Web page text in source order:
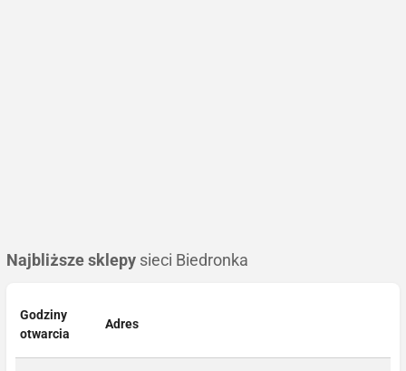
Najbliższe sklepy sieci Biedronka
Godziny
otwarcia
Adres